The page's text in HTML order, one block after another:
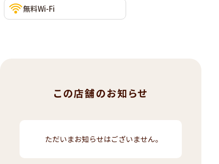
無料Wi-Fi
この店舗のお知らせ
ただいまお知らせはございません。